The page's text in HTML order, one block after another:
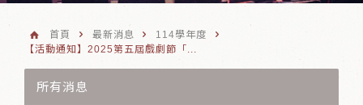
首頁 最新消息
114學年度
【活動通知】2025第五屆戲劇節「...
所有消息